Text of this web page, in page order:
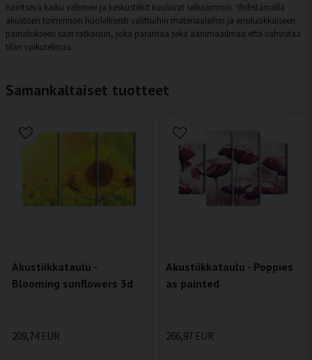
häiritsevä kaiku vähenee ja keskustelut kuuluvat selkeämmin. Yhdistämällä
akustisen toiminnon huolellisesti valittuihin materiaaleihin ja ensiluokkaiseen
painatukseen saat ratkaisun, joka parantaa sekä äänimaailmaa että vahvistaa
tilan vaikutelmaa.
Samankaltaiset tuotteet
Akustiikkataulu -
Blooming sunflowers 3d
209,74 EUR
Akustiikkataulu - Poppies
as painted
266,97 EUR